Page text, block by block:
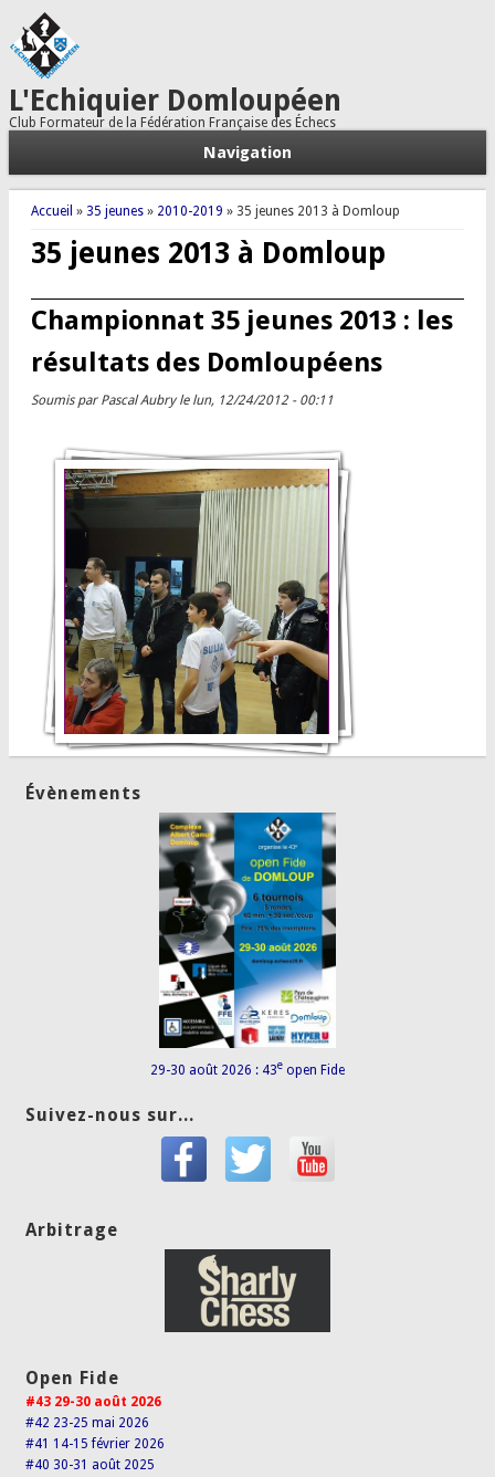
L'Echiquier Domloupéen
Club Formateur de la Fédération Française des Échecs
Navigation
Vous êtes ici
Accueil » 35 jeunes» 2010-2019 » 35 jeunes 2013 à Domloup
35 jeunes 2013 à Domloup
Championnat 35 jeunes 2013 : les
résultats des Domloupéens
Soumis par Pascal Aubryle lun, 12/24/2012 - 00:11
Évènements
29-30 août 2026 : 43e open Fide
Suivez-nous sur...
Arbitrage
Open Fide
#43 29-30 août 2026
#42 23-25 mai 2026
#41 14-15 février 2026
#40 30-31 août 2025